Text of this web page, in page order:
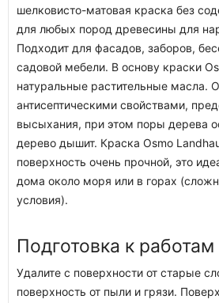
шелковисто-матовая краска без
для любых пород древесины для
Подходит для фасадов, заборов,
садовой мебели. В основу краски
натуральные растительные масла.
антисептическими свойствами,
высыхания, при этом поры дерева
дерево дышит. Краска Osmo
поверхность очень прочной, это
дома около моря или в горах
условия).
Подготовка к работам
Удалите с поверхности от старые
поверхность от пыли и грязи.